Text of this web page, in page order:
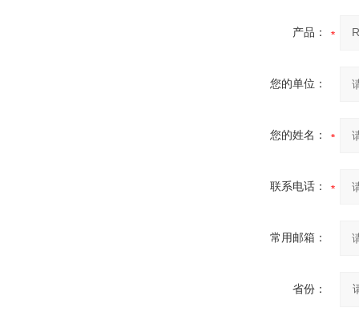
产品：
您的单位：
您的姓名：
联系电话：
常用邮箱：
省份：